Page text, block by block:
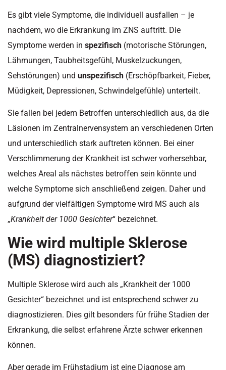
Es gibt viele Symptome, die individuell ausfallen – je
nachdem, wo die Erkrankung im ZNS auftritt. Die
Symptome werden in spezifisch (motorische Störungen,
Lähmungen, Taubheitsgefühl, Muskelzuckungen,
Sehstörungen) und unspezifisch (Erschöpfbarkeit, Fieber,
Müdigkeit, Depressionen, Schwindelgefühle) unterteilt.
Sie fallen bei jedem Betroffen unterschiedlich aus, da die
Läsionen im Zentralnervensystem an verschiedenen Orten
und unterschiedlich stark auftreten können. Bei einer
Verschlimmerung der Krankheit ist schwer vorhersehbar,
welches Areal als nächstes betroffen sein könnte und
welche Symptome sich anschließend zeigen. Daher und
aufgrund der vielfältigen Symptome wird MS auch als
„Krankheit der 1000 Gesichter“ bezeichnet.
Wie wird multiple Sklerose
(MS) diagnostiziert?
Multiple Sklerose wird auch als „Krankheit der 1000
Gesichter“ bezeichnet und ist entsprechend schwer zu
diagnostizieren. Dies gilt besonders für frühe Stadien der
Erkrankung, die selbst erfahrene Ärzte schwer erkennen
können.
Aber gerade im Frühstadium ist eine Diagnose am